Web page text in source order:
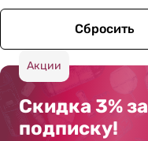
Сбросить
Акции
Скидка 3% за
подписку!